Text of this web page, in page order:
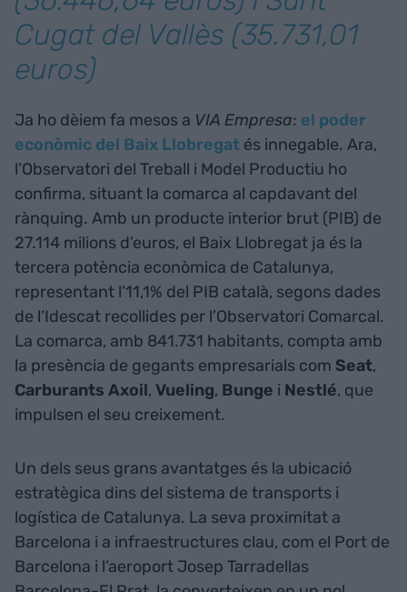
Cugat del Vallès (35.731,01
euros)
Ja ho dèiem fa mesos a VIA Empresa: el poder
econòmic del Baix Llobregat és innegable. Ara,
l’Observatori del Treball i Model Productiu ho
confirma, situant la comarca al capdavant del
rànquing. Amb un producte interior brut (PIB) de
27.114 milions d’euros, el Baix Llobregat ja és la
tercera potència econòmica de Catalunya,
representant l’11,1% del PIB català, segons dades
de l’Idescat recollides per l’Observatori Comarcal.
La comarca, amb 841.731 habitants, compta amb
la presència de gegants empresarials com Seat,
Carburants Axoil, Vueling, Bunge i Nestlé, que
impulsen el seu creixement.
Un dels seus grans avantatges és la ubicació
estratègica dins del sistema de transports i
logística de Catalunya. La seva proximitat a
Barcelona i a infraestructures clau, com el Port de
Barcelona i l’aeroport Josep Tarradellas